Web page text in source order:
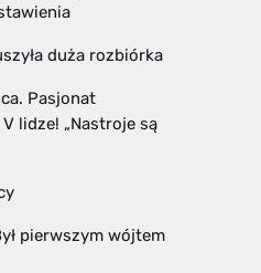
duża rozbiórka
Pasjonat
lidze! „Nastroje są
pierwszym wójtem